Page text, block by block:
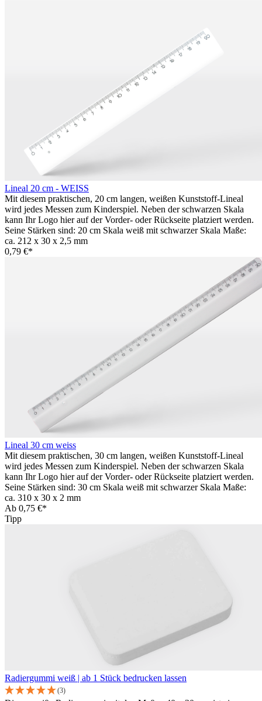
Lineal 20 cm - WEISS
Mit diesem praktischen, 20 cm langen, weißen Kunststoff-Lineal
wird jedes Messen zum Kinderspiel. Neben der schwarzen Skala
kann Ihr Logo hier auf der Vorder- oder Rückseite platziert werden.
Seine Stärken sind: 20 cm Skala weiß mit schwarzer Skala Maße:
ca. 212 x 30 x 2,5 mm
0,79 €*
Lineal 30 cm weiss
Mit diesem praktischen, 30 cm langen, weißen Kunststoff-Lineal
wird jedes Messen zum Kinderspiel. Neben der schwarzen Skala
kann Ihr Logo hier auf der Vorder- oder Rückseite platziert werden.
Seine Stärken sind: 30 cm Skala weiß mit schwarzer Skala Maße:
ca. 310 x 30 x 2 mm
Ab 0,75 €*
Tipp
Radiergummi weiß | ab 1 Stück bedrucken lassen
(3)